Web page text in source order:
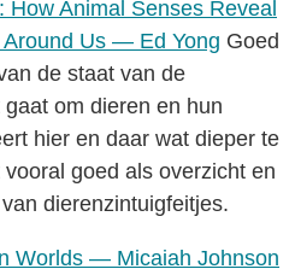
Animal Senses Reveal
Us — Ed Yong Goed
de staat van de
om dieren en hun
hier en daar wat dieper te
goed als overzicht en
dierenzintuigfeitjes.
Worlds — Micaiah Johnson